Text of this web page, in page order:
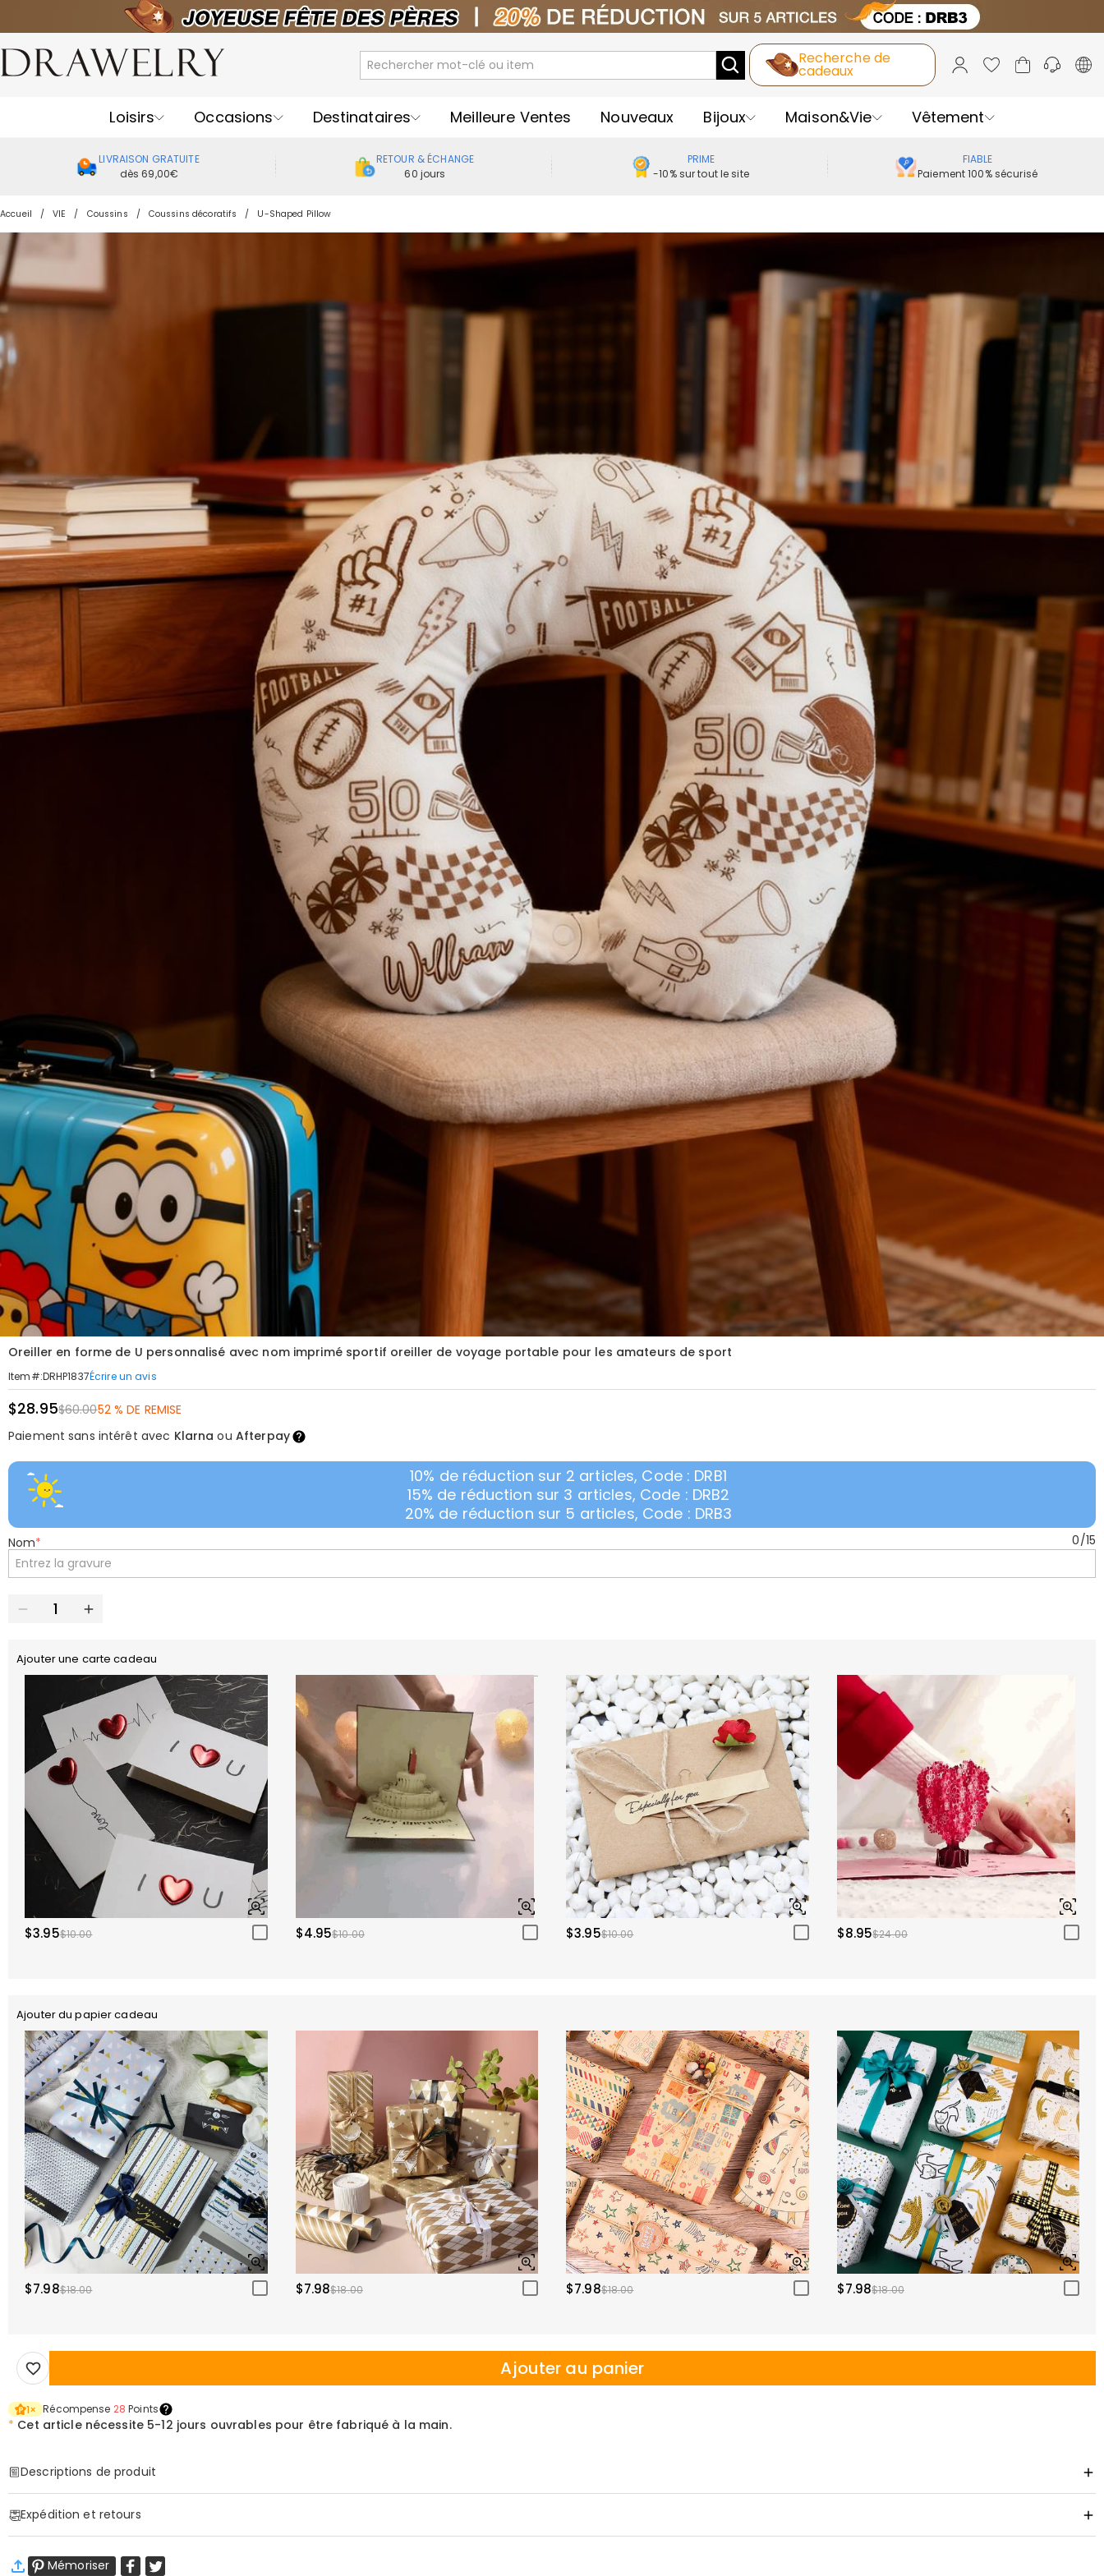
Recherche de
cadeaux
Loisirs Occasions Destinataires Meilleure Ventes Nouveaux Bijoux Maison&Vie Vêtement
LIVRAISON GRATUITE
dès 69,00€
RETOUR & ÉCHANGE
60 jours
PRIME
-10% sur tout le site
FIABLE
Paiement 100% sécurisé
Accueil VIE Coussins Coussins décoratifs U-Shaped Pillow
Oreiller en forme de U personnalisé avec nom imprimé sportif oreiller de voyage portable pour les amateurs de sport
Item#:DRHP1837Écrire un avis
$28.95$60.0052 % DE REMISE
Paiement sans intérêt avec Klarna ou Afterpay
10% de réduction sur 2 articles, Code : DRB1
15% de réduction sur 3 articles, Code : DRB2
20% de réduction sur 5 articles, Code : DRB3
Nom* 0/15
Ajouter une carte cadeau
$3.95$10.00 $4.95$10.00 $3.95$10.00 $8.95$24.00
Ajouter du papier cadeau
$7.98$18.00 $7.98$18.00 $7.98$18.00 $7.98$18.00
Ajouter au panier
1× Récompense 28 Points
* Cet article nécessite 5-12 jours ouvrables pour être fabriqué à la main.
Descriptions de produit
Informations de base
Hauteur (cm):30 cm
Largeur (cm):30 cm
Expédition et retours
Livraison standard:9-18Jours ouvrables
Mémoriser